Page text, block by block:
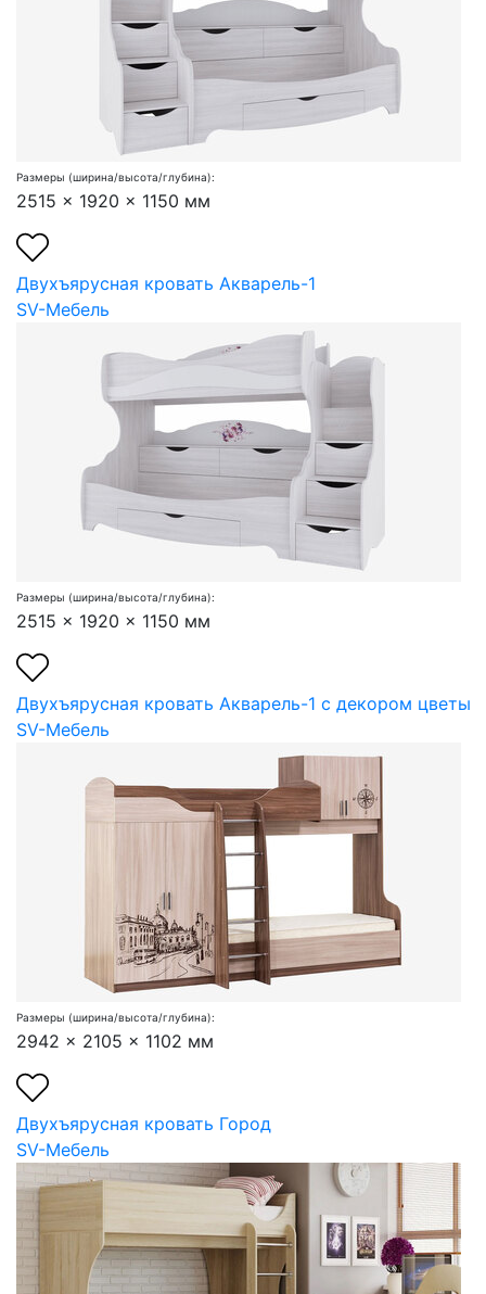
Размеры (ширина/высота/глубина):
2515 x 1920 x 1150 мм
Двухъярусная кровать Акварель-1
SV-Мебель
Размеры (ширина/высота/глубина):
2515 x 1920 x 1150 мм
Двухъярусная кровать Акварель-1 с декором цветы
SV-Мебель
Размеры (ширина/высота/глубина):
2942 x 2105 x 1102 мм
Двухъярусная кровать Город
SV-Мебель